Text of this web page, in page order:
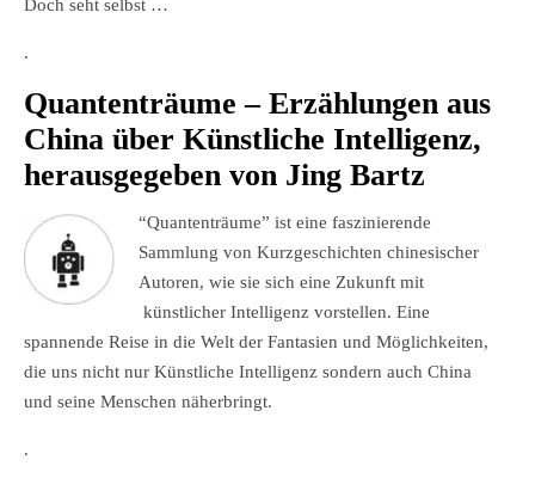
Doch seht selbst …
.
Quantenträume – Erzählungen aus
China über Künstliche Intelligenz,
herausgegeben von Jing Bartz
“Quantenträume” ist eine faszinierende
Sammlung von Kurzgeschichten chinesischer
Autoren, wie sie sich eine Zukunft mit
künstlicher Intelligenz vorstellen. Eine
spannende Reise in die Welt der Fantasien und Möglichkeiten,
die uns nicht nur Künstliche Intelligenz sondern auch China
und seine Menschen näherbringt.
.